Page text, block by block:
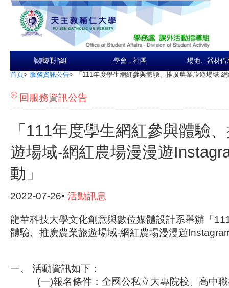
認識課指組 學會．社團 場地、器材借
首頁> 服務資訊公告> 「111年度學生網紅參與體驗、推廣農業旅遊場域-
回服務資訊公告
「111年度學生網紅參與體驗
遊場域-網紅農場漫漫遊
動」
2022-07-26• 活動訊息
龍華科技大學文化創意與數位媒體設計系舉辦「
體驗、推廣農業旅遊場域-網紅農場漫漫遊
一、 活動資訊如下：
(一)報名條件：全國公私立大專院校、高中職